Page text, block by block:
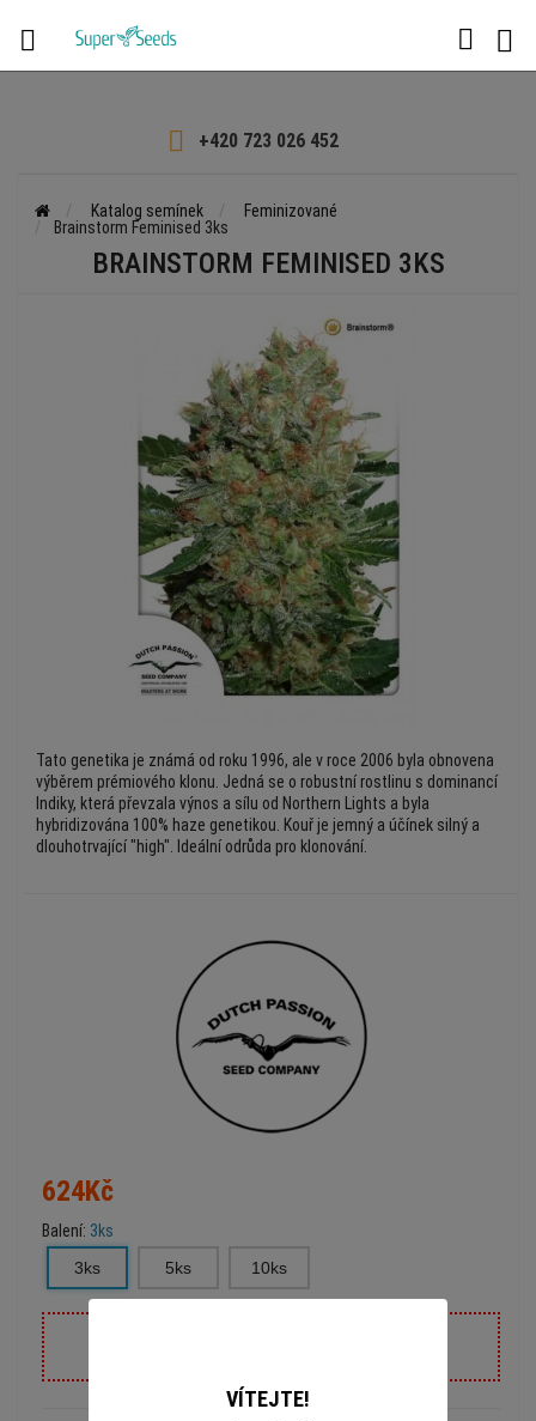
 +420 723 026 452
Katalog semínek
Feminizované
Brainstorm Feminised 3ks
BRAINSTORM FEMINISED 3KS
Tato genetika je známá od roku 1996, ale v roce 2006 byla obnovena
výběrem prémiového klonu. Jedná se o robustní rostlinu s dominancí
Indiky, která převzala výnos a sílu od Northern Lights a byla
hybridizována 100% haze genetikou. Kouř je jemný a účínek silný a
dlouhotrvající "high". Ideální odrůda pro klonování.
624Kč
Balení: 3ks
3ks
5ks 10ks
VÍTEJTE!